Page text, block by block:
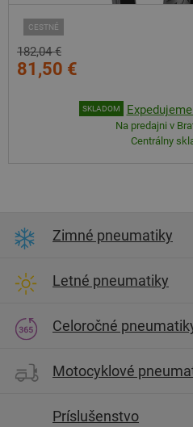
CESTNÉ
182,04 €
81,50 €
SKLADOM
Na predajni v
Centrálny
Zimné pneumatiky
Letné pneumatiky
Celoročné
Motocyklové
Príslušenstvo